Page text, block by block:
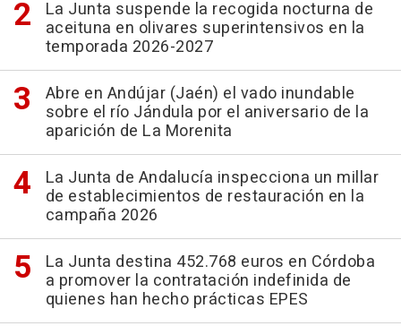
La Junta suspende la recogida nocturna de
aceituna en olivares superintensivos en la
temporada 2026-2027
Abre en Andújar (Jaén) el vado inundable
sobre el río Jándula por el aniversario de la
aparición de La Morenita
La Junta de Andalucía inspecciona un millar
de establecimientos de restauración en la
campaña 2026
La Junta destina 452.768 euros en Córdoba
a promover la contratación indefinida de
quienes han hecho prácticas EPES